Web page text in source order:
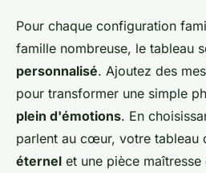
Pour chaque configuration
famille nombreuse, le tableau
personnalisé. Ajoutez des
pour transformer une simple
plein d'émotions. En
parlent au cœur, votre tableau
éternel et une pièce